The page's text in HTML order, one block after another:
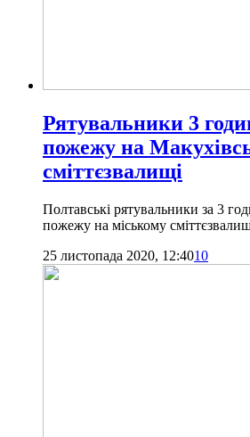
Рятувальники 3
пожежу на
сміттєзвалищі
Полтавські рятувальники за 3
пожежу на міському
25 листопада 2020, 12:4010